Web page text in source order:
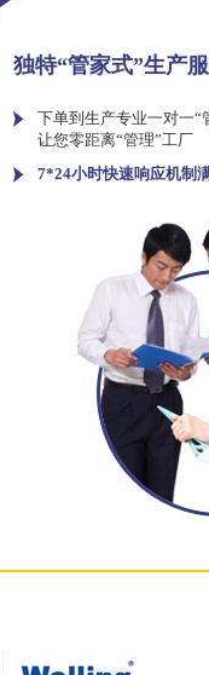
独特“管家式”生产
下单到生产专业一对一“
让您零距离“管理”工厂
7*24小时快速响应机制